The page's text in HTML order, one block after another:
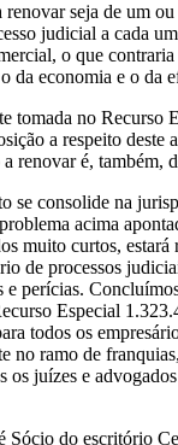
renovar seja de um
judicial a cada
o que
da economia e o da
tomada no Recurso
a respeito deste
renovar é, também,
se consolide na
acima
muito curtos,
de processos
e perícias.
Especial
todos os
no ramo de
os juízes e
Sócio do escritório